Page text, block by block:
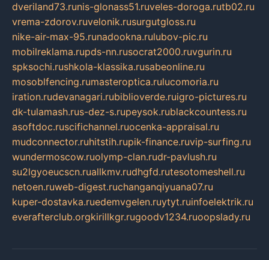
dveriland73.runis-glonass51.ruveles-doroga.rutb02.ru
vrema-zdorov.ruvelonik.rusurgutgloss.ru
nike-air-max-95.runadookna.rulubov-pic.ru
mobilreklama.rupds-nn.rusocrat2000.ruvgurin.ru
spksochi.rushkola-klassika.rusabeonline.ru
mosoblfencing.rumasteroptica.rulucomoria.ru
iration.rudevanagari.rubiblioverde.ruigro-pictures.ru
dk-tulamash.rus-dez-s.rupeysok.rublackcountess.ru
asoftdoc.ruscifichannel.ruocenka-appraisal.ru
mudconnector.ruhitstih.rupik-finance.ruvip-surfing.ru
wundermoscow.ruolymp-clan.rudr-pavlush.ru
su2lgyoeucscn.ruallkmv.rudhgfd.rutesotomeshell.ru
netoen.ruweb-digest.ruchanganqiyuana07.ru
kuper-dostavka.ruedemvgelen.ruytyt.ruinfoelektrik.ru
everafterclub.orgkirillkgr.rugoodv1234.ruoopslady.ru